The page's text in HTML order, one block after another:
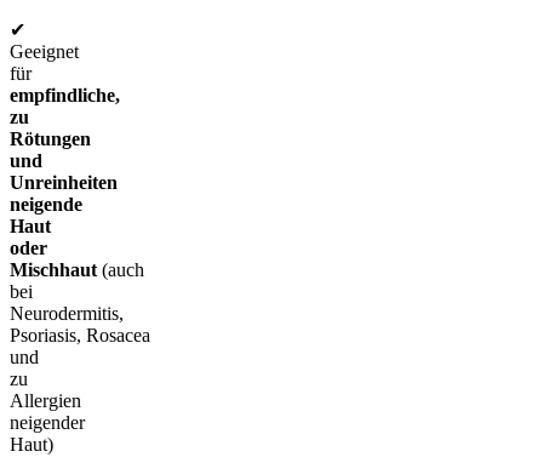
✔
Geeignet
für
empfindliche,
zu
Rötungen
und
Unreinheiten
neigende
Haut
oder
Mischhaut (auch
bei
Neurodermitis,
Psoriasis, Rosacea
und
zu
Allergien
neigender
Haut)